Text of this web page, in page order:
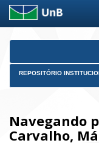
Skip
REPOSITÓRIO
Navegando
Carvalho,